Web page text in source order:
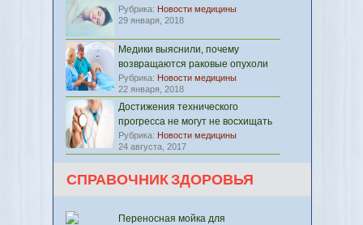
Рубрика: Новости медицины
29 января, 2018
Медики выяснили, почему
возвращаются раковые опухоли
Рубрика: Новости медицины
22 января, 2018
Достижения технического
прогресса не могут не восхищать
Рубрика: Новости медицины
24 августа, 2017
СПРАВОЧНИК ЗДОРОВЬЯ
Переносная мойка для